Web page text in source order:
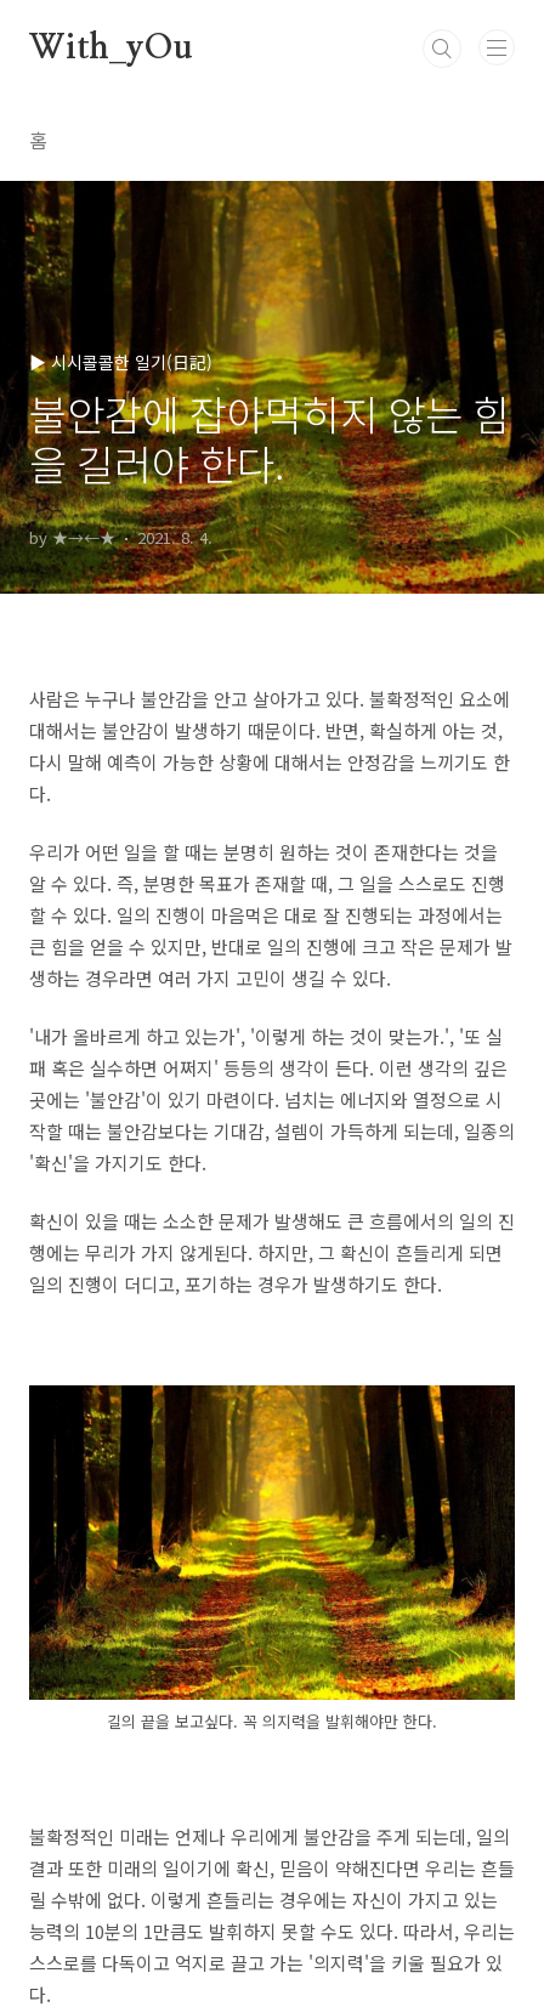
With_yOu
홈
▶ 시시콜콜한 일기(日記)
불안감에 잡아먹히지 않는 힘
을 길러야 한다.
by ★→←★ 2021. 8. 4.
사람은 누구나 불안감을 안고 살아가고 있다. 불확정적인 요소에
대해서는 불안감이 발생하기 때문이다. 반면, 확실하게 아는 것,
다시 말해 예측이 가능한 상황에 대해서는 안정감을 느끼기도 한
다.
우리가 어떤 일을 할 때는 분명히 원하는 것이 존재한다는 것을
알 수 있다. 즉, 분명한 목표가 존재할 때, 그 일을 스스로도 진행
할 수 있다. 일의 진행이 마음먹은 대로 잘 진행되는 과정에서는
큰 힘을 얻을 수 있지만, 반대로 일의 진행에 크고 작은 문제가 발
생하는 경우라면 여러 가지 고민이 생길 수 있다.
'내가 올바르게 하고 있는가', '이렇게 하는 것이 맞는가.', '또 실
패 혹은 실수하면 어쩌지' 등등의 생각이 든다. 이런 생각의 깊은
곳에는 '불안감'이 있기 마련이다. 넘치는 에너지와 열정으로 시
작할 때는 불안감보다는 기대감, 설렘이 가득하게 되는데, 일종의
'확신'을 가지기도 한다.
확신이 있을 때는 소소한 문제가 발생해도 큰 흐름에서의 일의 진
행에는 무리가 가지 않게된다. 하지만, 그 확신이 흔들리게 되면
일의 진행이 더디고, 포기하는 경우가 발생하기도 한다.
길의 끝을 보고싶다. 꼭 의지력을 발휘해야만 한다.
불확정적인 미래는 언제나 우리에게 불안감을 주게 되는데, 일의
결과 또한 미래의 일이기에 확신, 믿음이 약해진다면 우리는 흔들
릴 수밖에 없다. 이렇게 흔들리는 경우에는 자신이 가지고 있는
능력의 10분의 1만큼도 발휘하지 못할 수도 있다. 따라서, 우리는
스스로를 다독이고 억지로 끌고 가는 '의지력'을 키울 필요가 있
다.